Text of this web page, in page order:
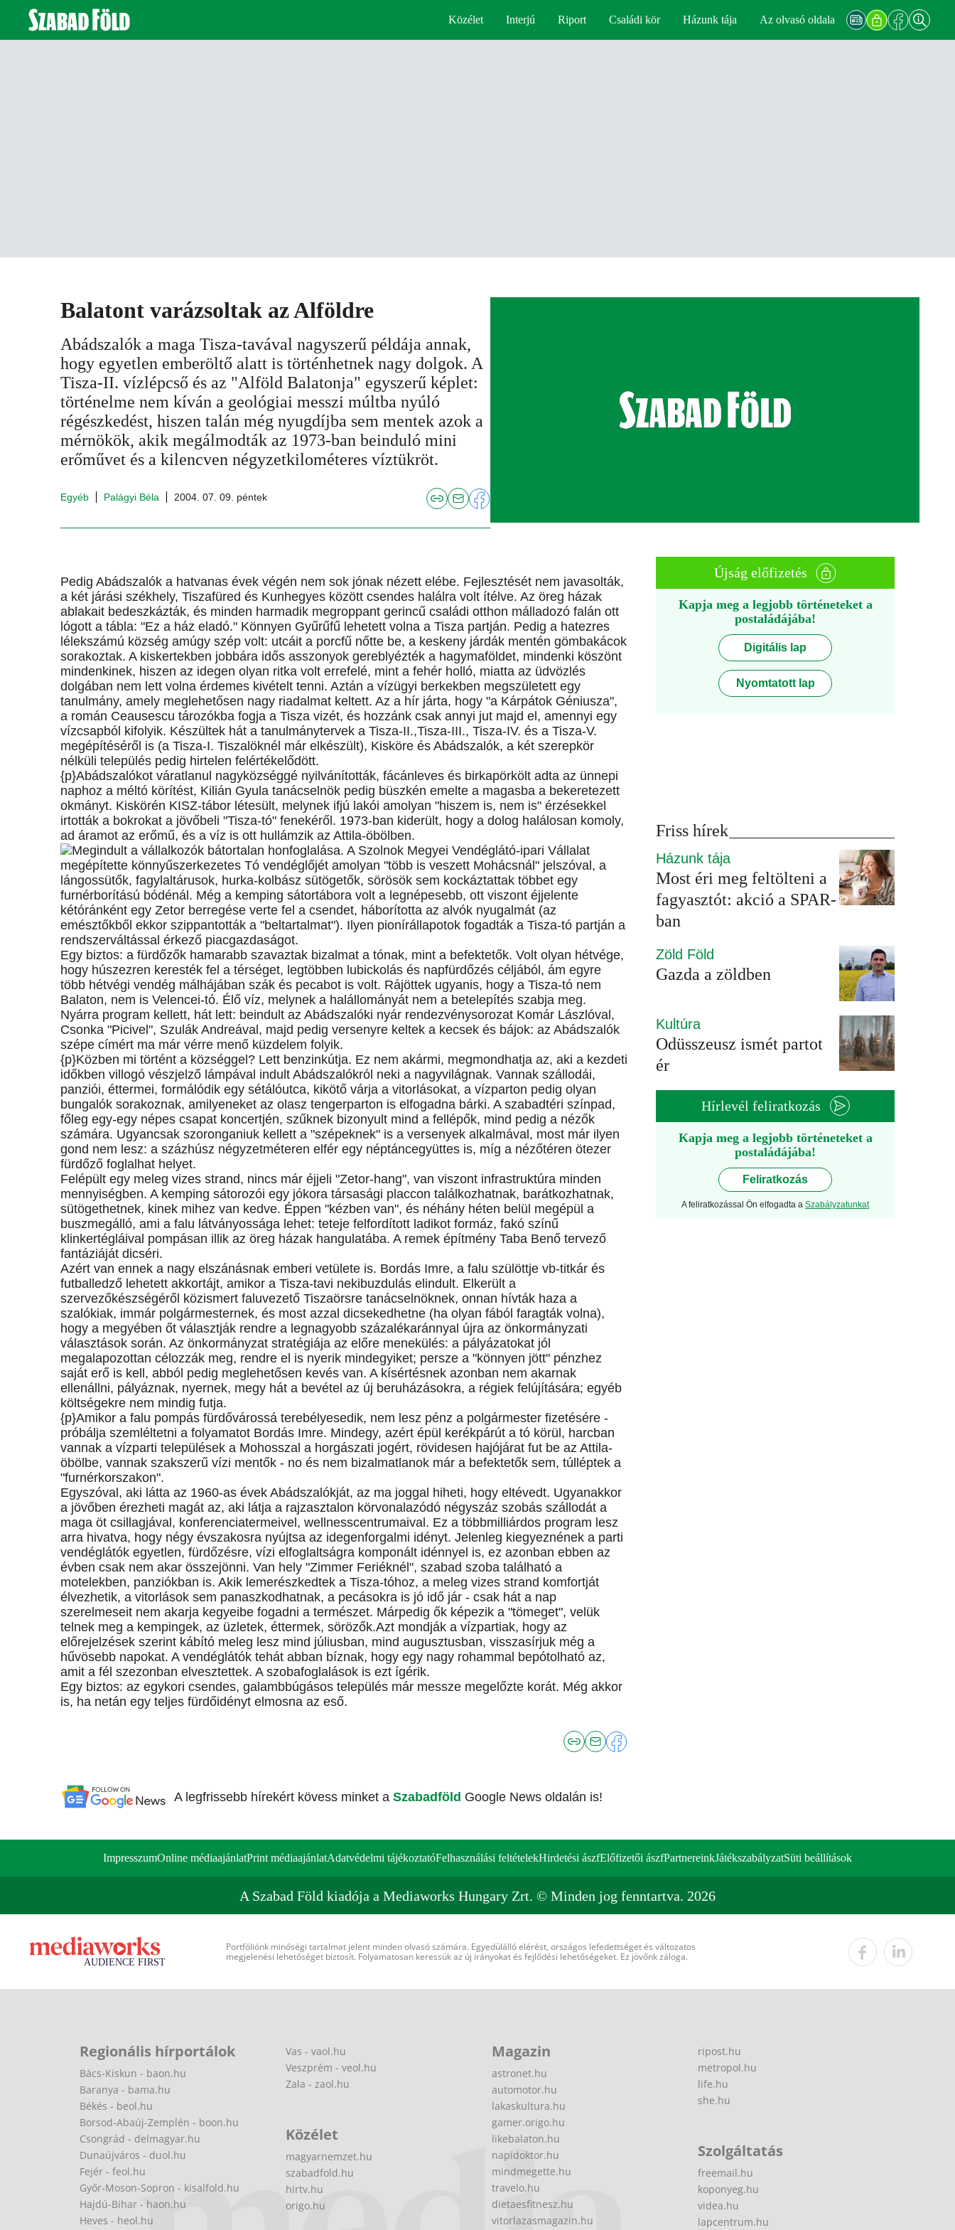
Közélet Interjú Riport Családi kör Házunk tája Az olvasó oldala
Balatont varázsoltak az Alföldre
Abádszalók a maga Tisza-tavával nagyszerű példája annak,
hogy egyetlen emberöltő alatt is történhetnek nagy dolgok. A
Tisza-II. vízlépcső és az "Alföld Balatonja" egyszerű képlet:
történelme nem kíván a geológiai messzi múltba nyúló
régészkedést, hiszen talán még nyugdíjba sem mentek azok a
mérnökök, akik megálmodták az 1973-ban beinduló mini
erőművet és a kilencven négyzetkilométeres víztükröt.
Egyéb Palágyi Béla 2004. 07. 09. péntek
Pedig Abádszalók a hatvanas évek végén nem sok jónak nézett elébe. Fejlesztését nem javasolták,
a két járási székhely, Tiszafüred és Kunhegyes között csendes halálra volt ítélve. Az öreg házak
ablakait bedeszkázták, és minden harmadik megroppant gerincű családi otthon málladozó falán ott
lógott a tábla: "Ez a ház eladó." Könnyen Gyűrűfű lehetett volna a Tisza partján. Pedig a hatezres
lélekszámú község amúgy szép volt: utcáit a porcfű nőtte be, a keskeny járdák mentén gömbakácok
sorakoztak. A kiskertekben jobbára idős asszonyok gereblyézték a hagymaföldet, mindenki köszönt
mindenkinek, hiszen az idegen olyan ritka volt errefelé, mint a fehér holló, miatta az üdvözlés
dolgában nem lett volna érdemes kivételt tenni. Aztán a vízügyi berkekben megszületett egy
tanulmány, amely meglehetősen nagy riadalmat keltett. Az a hír járta, hogy "a Kárpátok Géniusza",
a román Ceausescu tározókba fogja a Tisza vizét, és hozzánk csak annyi jut majd el, amennyi egy
vízcsapból kifolyik. Készültek hát a tanulmánytervek a Tisza-II.,Tisza-III., Tisza-IV. és a Tisza-V.
megépítéséről is (a Tisza-I. Tiszalöknél már elkészült), Kisköre és Abádszalók, a két szerepkör
nélküli település pedig hirtelen felértékelődött.
{p}Abádszalókot váratlanul nagyközséggé nyilvánították, fácánleves és birkapörkölt adta az ünnepi
naphoz a méltó körítést, Kilián Gyula tanácselnök pedig büszkén emelte a magasba a bekeretezett
okmányt. Kiskörén KISZ-tábor létesült, melynek ifjú lakói amolyan "hiszem is, nem is" érzésekkel
irtották a bokrokat a jövőbeli "Tisza-tó" fenekéről. 1973-ban kiderült, hogy a dolog halálosan komoly,
ad áramot az erőmű, és a víz is ott hullámzik az Attila-öbölben.
Megindult a vállalkozók bátortalan honfoglalása. A Szolnok Megyei Vendéglátó-ipari Vállalat
megépítette könnyűszerkezetes Tó vendéglőjét amolyan "több is veszett Mohácsnál" jelszóval, a
lángossütők, fagylaltárusok, hurka-kolbász sütögetők, sörösök sem kockáztattak többet egy
furnérborítású bódénál. Még a kemping sátortábora volt a legnépesebb, ott viszont éjjelente
kétóránként egy Zetor berregése verte fel a csendet, háborította az alvók nyugalmát (az
emésztőkből ekkor szippantották a "beltartalmat"). Ilyen pionírállapotok fogadták a Tisza-tó partján a
rendszerváltással érkező piacgazdaságot.
Egy biztos: a fürdőzők hamarabb szavaztak bizalmat a tónak, mint a befektetők. Volt olyan hétvége,
hogy húszezren keresték fel a térséget, legtöbben lubickolás és napfürdőzés céljából, ám egyre
több hétvégi vendég málhájában szák és pecabot is volt. Rájöttek ugyanis, hogy a Tisza-tó nem
Balaton, nem is Velencei-tó. Élő víz, melynek a halállományát nem a betelepítés szabja meg.
Nyárra program kellett, hát lett: beindult az Abádszalóki nyár rendezvénysorozat Komár Lászlóval,
Csonka "Picivel", Szulák Andreával, majd pedig versenyre keltek a kecsek és bájok: az Abádszalók
szépe címért ma már vérre menő küzdelem folyik.
{p}Közben mi történt a községgel? Lett benzinkútja. Ez nem akármi, megmondhatja az, aki a kezdeti
időkben villogó vészjelző lámpával indult Abádszalókról neki a nagyvilágnak. Vannak szállodái,
panziói, éttermei, formálódik egy sétálóutca, kikötő várja a vitorlásokat, a vízparton pedig olyan
bungalók sorakoznak, amilyeneket az olasz tengerparton is elfogadna bárki. A szabadtéri színpad,
főleg egy-egy népes csapat koncertjén, szűknek bizonyult mind a fellépők, mind pedig a nézők
számára. Ugyancsak szoronganiuk kellett a "szépeknek" is a versenyek alkalmával, most már ilyen
gond nem lesz: a százhúsz négyzetméteren elfér egy néptáncegyüttes is, míg a nézőtéren ötezer
fürdőző foglalhat helyet.
Felépült egy meleg vizes strand, nincs már éjjeli "Zetor-hang", van viszont infrastruktúra minden
mennyiségben. A kemping sátorozói egy jókora társasági placcon találkozhatnak, barátkozhatnak,
sütögethetnek, kinek mihez van kedve. Éppen "kézben van", és néhány héten belül megépül a
buszmegálló, ami a falu látványossága lehet: teteje felfordított ladikot formáz, fakó színű
klinkertégláival pompásan illik az öreg házak hangulatába. A remek építmény Taba Benő tervező
fantáziáját dicséri.
Azért van ennek a nagy elszánásnak emberi vetülete is. Bordás Imre, a falu szülöttje vb-titkár és
futballedző lehetett akkortájt, amikor a Tisza-tavi nekibuzdulás elindult. Elkerült a
szervezőkészségéről közismert faluvezető Tiszaörsre tanácselnöknek, onnan hívták haza a
szalókiak, immár polgármesternek, és most azzal dicsekedhetne (ha olyan fából faragták volna),
hogy a megyében őt választják rendre a legnagyobb százalékaránnyal újra az önkormányzati
választások során. Az önkormányzat stratégiája az előre menekülés: a pályázatokat jól
megalapozottan célozzák meg, rendre el is nyerik mindegyiket; persze a "könnyen jött" pénzhez
saját erő is kell, abból pedig meglehetősen kevés van. A kísértésnek azonban nem akarnak
ellenállni, pályáznak, nyernek, megy hát a bevétel az új beruházásokra, a régiek felújítására; egyéb
költségekre nem mindig futja.
{p}Amikor a falu pompás fürdővárossá terebélyesedik, nem lesz pénz a polgármester fizetésére -
próbálja szemléltetni a folyamatot Bordás Imre. Mindegy, azért épül kerékpárút a tó körül, harcban
vannak a vízparti települések a Mohosszal a horgászati jogért, rövidesen hajójárat fut be az Attila-
öbölbe, vannak szakszerű vízi mentők - no és nem bizalmatlanok már a befektetők sem, túlléptek a
"furnérkorszakon".
Egyszóval, aki látta az 1960-as évek Abádszalókját, az ma joggal hiheti, hogy eltévedt. Ugyanakkor
a jövőben érezheti magát az, aki látja a rajzasztalon körvonalazódó négyszáz szobás szállodát a
maga öt csillagjával, konferenciatermeivel, wellnesscentrumaival. Ez a többmilliárdos program lesz
arra hivatva, hogy négy évszakosra nyújtsa az idegenforgalmi idényt. Jelenleg kiegyeznének a parti
vendéglátók egyetlen, fürdőzésre, vízi elfoglaltságra komponált idénnyel is, ez azonban ebben az
évben csak nem akar összejönni. Van hely "Zimmer Feriéknél", szabad szoba található a
motelekben, panziókban is. Akik lemerészkedtek a Tisza-tóhoz, a meleg vizes strand komfortját
élvezhetik, a vitorlások sem panaszkodhatnak, a pecásokra is jó idő jár - csak hát a nap
szerelmeseit nem akarja kegyeibe fogadni a természet. Márpedig ők képezik a "tömeget", velük
telnek meg a kempingek, az üzletek, éttermek, sörözők.Azt mondják a vízpartiak, hogy az
előrejelzések szerint kábító meleg lesz mind júliusban, mind augusztusban, visszasírjuk még a
hűvösebb napokat. A vendéglátók tehát abban bíznak, hogy egy nagy rohammal bepótolható az,
amit a fél szezonban elvesztettek. A szobafoglalások is ezt ígérik.
Egy biztos: az egykori csendes, galambbúgásos település már messze megelőzte korát. Még akkor
is, ha netán egy teljes fürdőidényt elmosna az eső.
A legfrissebb hírekért kövess minket a Szabadföld Google News oldalán is!
Újság előfizetés
Kapja meg a legjobb történeteket a
postaládájába!
Digitális lap
Nyomtatott lap
Friss hírek
Házunk tája
Most éri meg feltölteni a
fagyasztót: akció a SPAR-
ban
Zöld Föld
Gazda a zöldben
Kultúra
Odüsszeusz ismét partot
ér
Hírlevél feliratkozás
Kapja meg a legjobb történeteket a
postaládájába!
Feliratkozás
A feliratkozással Ön elfogadta a Szabályzatunkat
ImpresszumOnline médiaajánlatPrint médiaajánlatAdatvédelmi tájékoztatóFelhasználási feltételekHirdetési ászfElőfizetői ászfPartnereinkJátékszabályzatSüti beállítások
A Szabad Föld kiadója a Mediaworks Hungary Zrt. © Minden jog fenntartva. 2026
Portfóliónk minőségi tartalmat jelent minden olvasó számára. Egyedülálló elérést, országos lefedettséget és változatos
megjelenési lehetőséget biztosít. Folyamatosan keressük az új irányokat és fejlődési lehetőségeket. Ez jövőnk záloga.
Regionális hírportálok
Bács-Kiskun - baon.hu
Baranya - bama.hu
Békés - beol.hu
Borsod-Abaúj-Zemplén - boon.hu
Csongrád - delmagyar.hu
Dunaújváros - duol.hu
Fejér - feol.hu
Győr-Moson-Sopron - kisalfold.hu
Hajdú-Bihar - haon.hu
Heves - heol.hu
Vas - vaol.hu
Veszprém - veol.hu
Zala - zaol.hu
Közélet
magyarnemzet.hu
szabadfold.hu
hirtv.hu
origo.hu
Magazin
astronet.hu
automotor.hu
lakaskultura.hu
gamer.origo.hu
likebalaton.hu
napidoktor.hu
mindmegette.hu
travelo.hu
dietaesfitnesz.hu
vitorlazasmagazin.hu
ripost.hu
metropol.hu
life.hu
she.hu
Szolgáltatás
freemail.hu
koponyeg.hu
videa.hu
lapcentrum.hu